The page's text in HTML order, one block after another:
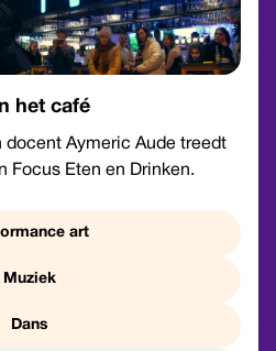
het café
docent Aymeric Aude treedt
Focus Eten en Drinken.
art
Muziek
Dans